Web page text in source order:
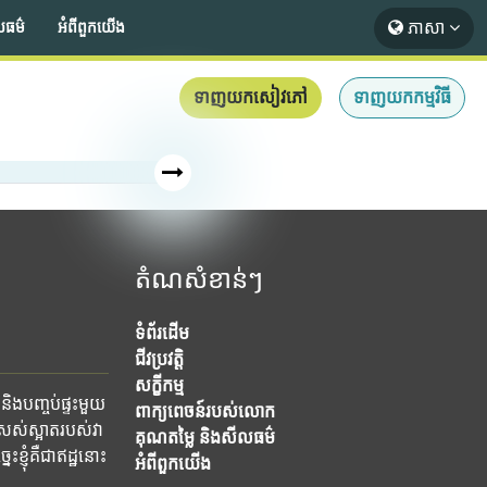
ធម៌ អំពី​ពួក​យើង ភាសា
ទាញយកសៀវភៅ ទាញយកកម្មវិធី
ងបញ្ចប់ផ្ទះមួយ
ស្អាតរបស់វា
ខ្ញុំគឺជាឥដ្ឋនោះ
តំណសំខាន់ៗ
ទំព័រដើម
ជីវប្រវត្តិ
សក្ខីកម្ម
ពាក្យពេចន៍របស់លោក
គុណតម្លៃ និងសីលធម៌
អំពី​ពួក​យើង